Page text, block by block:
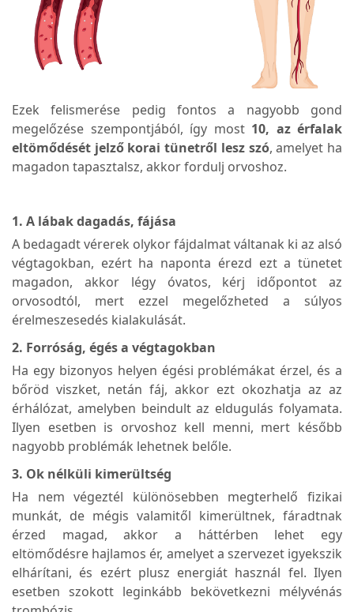
Ezek felismerése pedig fontos a nagyobb gond
megelőzése szempontjából, így most 10, az érfalak
eltömődését jelző korai tünetről lesz szó, amelyet ha
magadon tapasztalsz, akkor fordulj orvoshoz.
1. A lábak dagadás, fájása
A bedagadt vérerek olykor fájdalmat váltanak ki az alsó
végtagokban, ezért ha naponta érezd ezt a tünetet
magadon, akkor légy óvatos, kérj időpontot az
orvosodtól, mert ezzel megelőzheted a súlyos
érelmeszesedés kialakulását.
2. Forróság, égés a végtagokban
Ha egy bizonyos helyen égési problémákat érzel, és a
bőröd viszket, netán fáj, akkor ezt okozhatja az az
érhálózat, amelyben beindult az eldugulás folyamata.
Ilyen esetben is orvoshoz kell menni, mert később
nagyobb problémák lehetnek belőle.
3. Ok nélküli kimerültség
Ha nem végeztél különösebben megterhelő fizikai
munkát, de mégis valamitől kimerültnek, fáradtnak
érzed magad, akkor a háttérben lehet egy
eltömődésre hajlamos ér, amelyet a szervezet igyekszik
elhárítani, és ezért plusz energiát használ fel. Ilyen
esetben szokott leginkább bekövetkezni mélyvénás